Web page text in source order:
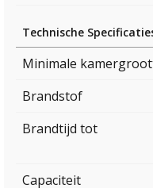
Technische
Minimale
Brandstof
Brandtijd tot
Capaciteit